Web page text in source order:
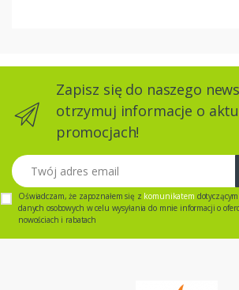
Zapisz się do naszego
otrzymuj informacje o
promocjach!
Twój adres email
Oświadczam, że zapoznałem się z komunikatem
danych osobowych w celu wysyłania do mnie informacji o
nowościach i rabatach